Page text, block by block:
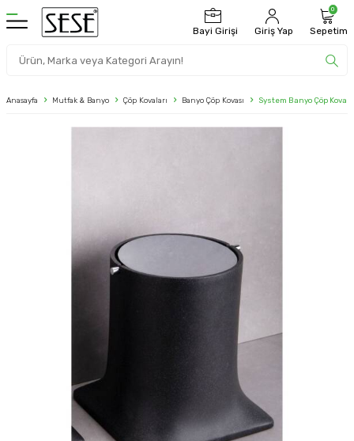
Bayi Girişi Giriş Yap
0
Sepetim
Anasayfa Mutfak & Banyo Çöp Kovaları Banyo Çöp Kovası System Banyo Çöp